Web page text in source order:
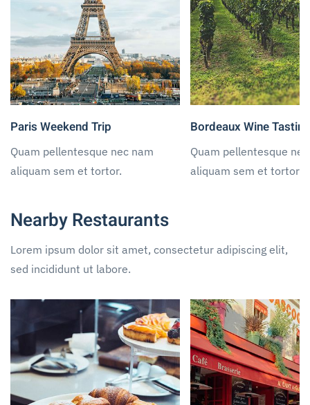
Paris Weekend Trip
Quam pellentesque nec nam
aliquam sem et tortor.
Bordeaux Wine Tasting
Quam pellentesque
aliquam sem et tortor.
Nearby Restaurants
Lorem ipsum dolor sit amet, consectetur adipiscing elit,
sed incididunt ut labore.